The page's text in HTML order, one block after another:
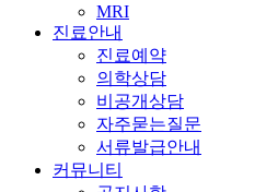
MRI
진료안내
진료예약
의학상담
비공개상담
자주묻는질문
서류발급안내
커뮤니티